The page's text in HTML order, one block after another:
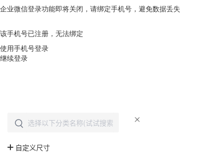
企业微信登录功能即将关闭，请绑定手机号，避免数据丢失
该手机号已注册，无法绑定
使用手机号登录
继续登录